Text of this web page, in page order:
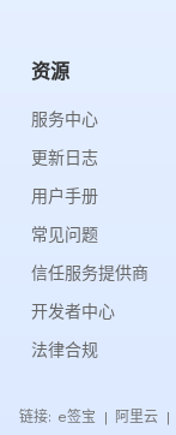
资源
服务中心
更新日志
用户手册
常见问题
信任服务提供商
开发者中心
法律合规
链接: e签宝 阿里云